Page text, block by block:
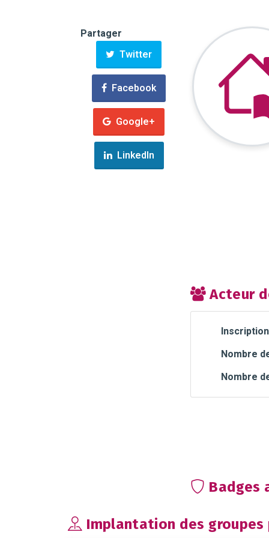
Partager
Twitter
Facebook
Google+
LinkedIn
Acteur
Nombre
Nombre
Badges
Implantation des